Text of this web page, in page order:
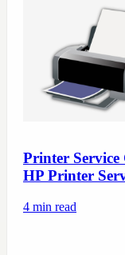
Printer Service
HP Printer
4 min read